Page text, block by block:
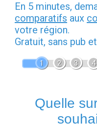
En 5 minutes,
comparatifs aux
votre région.
Gratuit, sans pub
1 2 3 4
Quelle